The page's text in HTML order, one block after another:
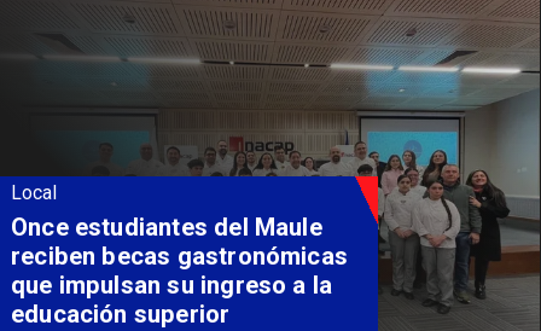
Local
Once estudiantes del Maule
reciben becas gastronómicas
que impulsan su ingreso a la
educación superior